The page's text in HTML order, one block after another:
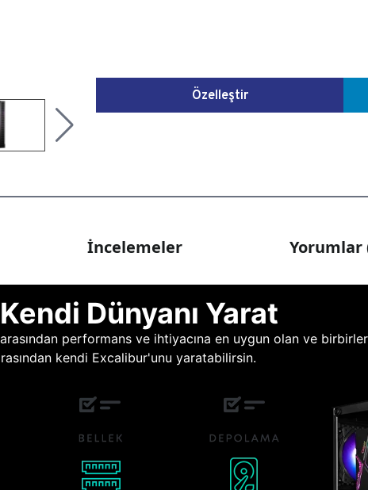
Özelleştir
İncelemeler Yorumlar
Dünyanı Yarat
performans ve ihtiyacına en uygun olan ve
kendi Excalibur'unu yaratabilirsin.